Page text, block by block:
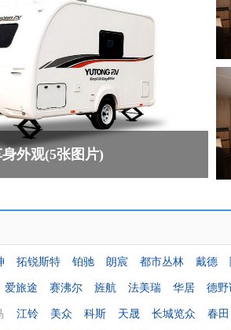
外观(5张图片)
拓锐斯特 铂驰 朗宸 都市丛林 戴德
爱旅途 赛沸尔 旌航 法美瑞 华居
德
江铃 美众 科斯 天晟 长城览众
春田